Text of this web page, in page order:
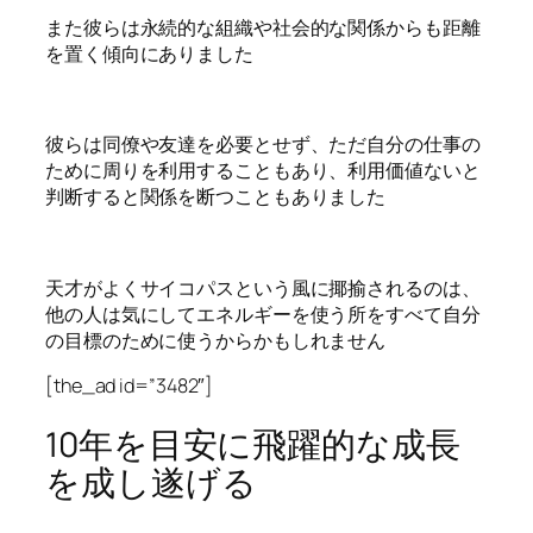
また彼らは永続的な組織や社会的な関係からも距離
を置く傾向にありました
彼らは同僚や友達を必要とせず、ただ自分の仕事の
ために周りを利用することもあり、利用価値ないと
判断すると関係を断つこともありました
天才がよくサイコパスという風に揶揄されるのは、
他の人は気にしてエネルギーを使う所をすべて自分
の目標のために使うからかもしれません
[the_ad id=”3482″]
10年を目安に飛躍的な成長
を成し遂げる